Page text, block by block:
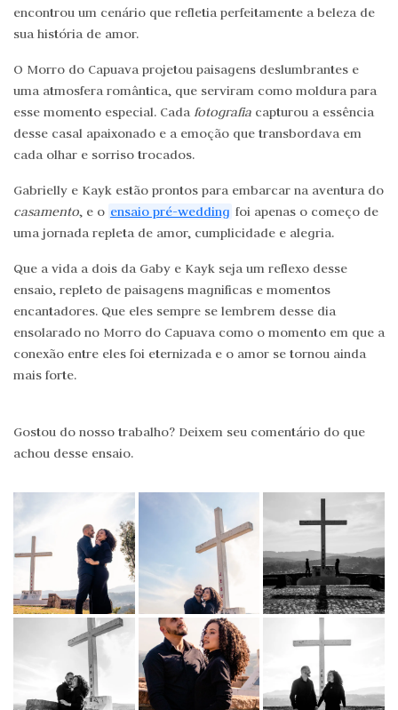
encontrou um cenário que refletia perfeitamente a beleza de
sua história de amor.
O Morro do Capuava projetou paisagens deslumbrantes e
uma atmosfera romântica, que serviram como moldura para
esse momento especial. Cadafotografia capturou a essência
desse casal apaixonado e a emoção que transbordava em
cada olhar e sorriso trocados.
Gabrielly e Kayk estão prontos para embarcar na aventura do
casamento, e o ensaio pré-wedding foi apenas o começo de
uma jornada repleta de amor, cumplicidade e alegria.
Que a vida a dois da Gaby e Kayk seja um reflexo desse
ensaio, repleto de paisagens magnificas e momentos
encantadores. Que eles sempre se lembrem desse dia
ensolarado no Morro do Capuava como o momento em que a
conexão entre eles foi eternizada e o amor se tornou ainda
mais forte.
Gostou do nosso trabalho? Deixem seu comentário do que
achou desse ensaio.